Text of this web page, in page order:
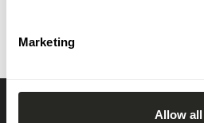
Marketing
Allow all